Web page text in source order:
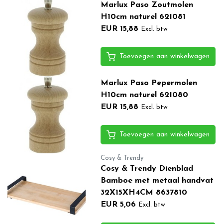
Marlux Paso Zoutmolen
H10cm naturel 621081
EUR 15,88
Excl. btw
Toevoegen aan winkelwagen
Marlux Paso Pepermolen
H10cm naturel 621080
EUR 15,88
Excl. btw
Toevoegen aan winkelwagen
Cosy & Trendy
Cosy & Trendy Dienblad
Bamboe met metaal handvat
32X15XH4CM 8637810
EUR 5,06
Excl. btw